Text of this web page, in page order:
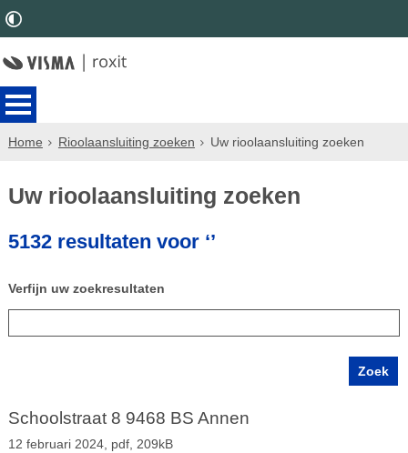
Home Rioolaansluiting zoeken Uw rioolaansluiting zoeken
Uw rioolaansluiting zoeken
5132 resultaten voor ‘’
Verfijn uw zoekresultaten
Schoolstraat 8 9468 BS Annen
12 februari 2024, pdf, 209kB